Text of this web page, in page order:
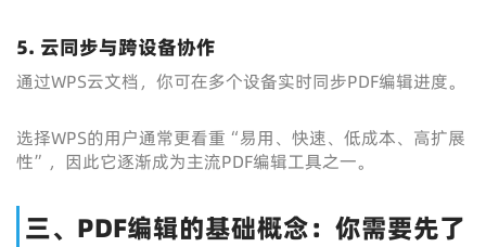
5. 云同步与跨设备协作
通过WPS云文档，你可在多个设备实时同步PDF编辑进度。
选择WPS的用户通常更看重“易用、快速、低成本、高扩展
性”，因此它逐渐成为主流PDF编辑工具之一。
三、PDF编辑的基础概念：你需要先了